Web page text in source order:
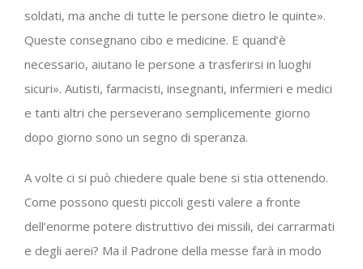
soldati, ma anche di tutte le persone dietro le quinte».
Queste consegnano cibo e medicine. E quand’è
necessario, aiutano le persone a trasferirsi in luoghi
sicuri». Autisti, farmacisti, insegnanti, infermieri e medici
e tanti altri che perseverano semplicemente giorno
dopo giorno sono un segno di speranza.
A volte ci si può chiedere quale bene si stia ottenendo.
Come possono questi piccoli gesti valere a fronte
dell’enorme potere distruttivo dei missili, dei carrarmati
e degli aerei? Ma il Padrone della messe farà in modo